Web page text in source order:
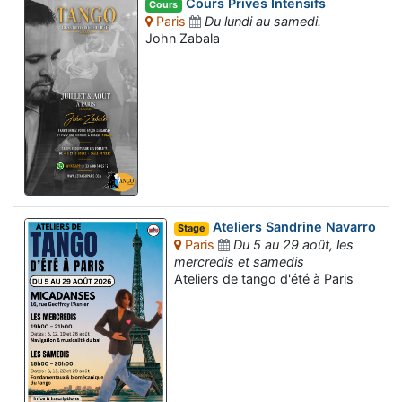
Cours Cours Prives Intensifs
Paris
Du lundi au samedi.
John Zabala
Stage Ateliers Sandrine Navarro
Paris
Du 5 au 29 août, les
mercredis et samedis
Ateliers de tango d'été à Paris